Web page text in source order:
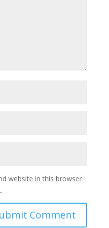
website in this browser